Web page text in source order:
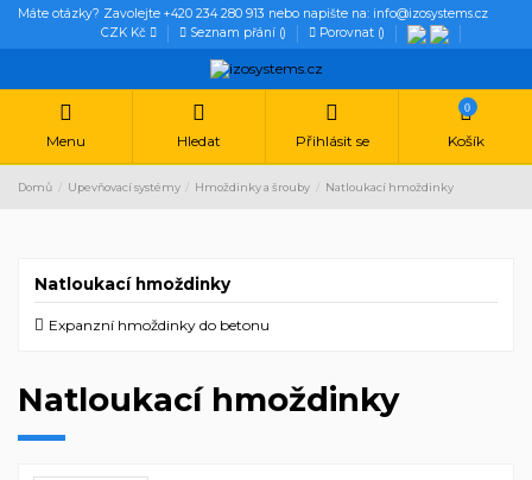
Máte otázky? Zavolejte +420 234 280 913 nebo napište na: info@izosystems.cz
CZK Kč
Seznam přání () Porovnat ()
Menu Hledat Přihlásit se
0
Košík
Domů Upevňovací systémy Hmoždinky a šrouby Natloukací hmoždinky
Natloukací hmoždinky
Natloukací hmoždinky
Expanzní hmoždinky do betonu